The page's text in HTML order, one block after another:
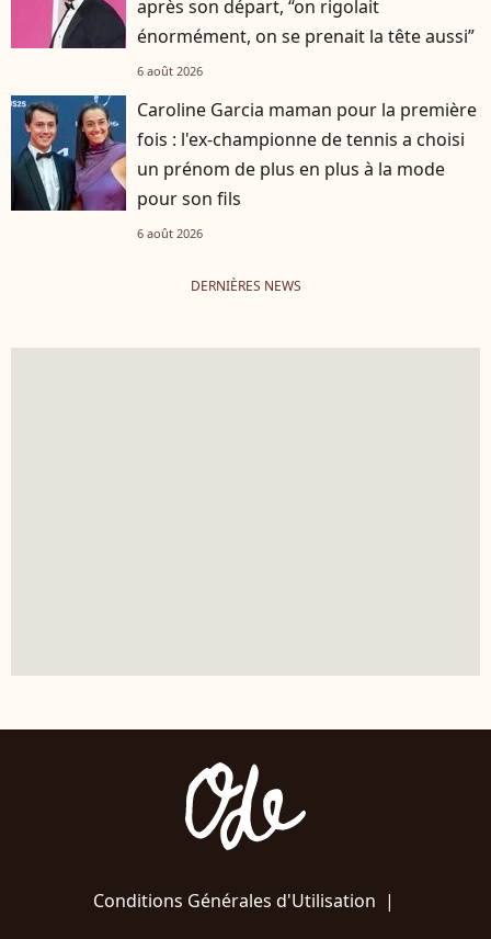
après son départ, “on rigolait
énormément, on se prenait la tête aussi”
6 août 2026
Caroline Garcia maman pour la première
fois : l'ex-championne de tennis a choisi
un prénom de plus en plus à la mode
pour son fils
6 août 2026
DERNIÈRES NEWS
Conditions Générales d'Utilisation |